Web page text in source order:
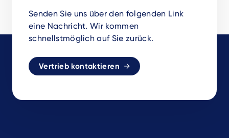
Senden Sie uns über den folgenden Link
eine Nachricht. Wir kommen
schnellstmöglich auf Sie zurück.
Vertrieb kontaktieren